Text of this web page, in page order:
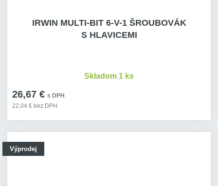
IRWIN MULTI-BIT 6-V-1 ŠROUBOVÁK
S HLAVICEMI
26,67 € s DPH
22,04 € bez DPH
Skladom 1 ks
Výprodej